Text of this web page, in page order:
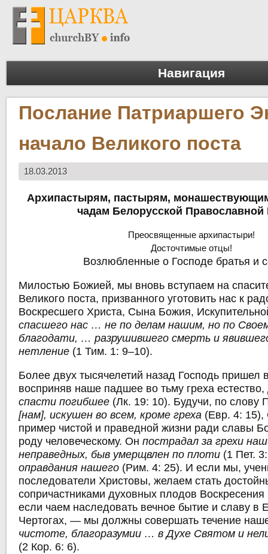
Навигация
Послание Патриаршего
начало Великого поста
18.03.2013
Архипастырям, пастырям,
чадам Белорусской Православной
Преосвященные архипастыри!
Досточтимые отцы!
Возлюбленные о Господе братья и
Милостью Божией, мы вновь вступаем на
Великого поста, призванного уготовить нас к
Воскресшего Христа, Сына Божия,
спасшего нас … не по делам нашим, но по
благодати, … разрушившего смерть и
нетление (1 Тим. 1: 9–10).
Более двух тысячелетий назад Господь пришел
восприняв наше падшее во тьму греха
спасти погибшее (Лк. 19: 10). Будучи, по слову
[нам], искушен во всем, кроме греха (Евр. 4: 15),
пример чистой и праведной жизни ради славы
роду человеческому. Онпострадал за грехи
неправедных, быв умерщвлен по плоти (1 Пет.
оправдания нашего (Рим. 4: 25). И если мы,
последователи Христовы, желаем стать
сопричастниками духовных плодов
если чаем наследовать вечное бытие и славу в
Чертогах, — мы должны совершать течение
чистоте, благоразумии … в Духе Святом и
(2 Кор. 6: 6).